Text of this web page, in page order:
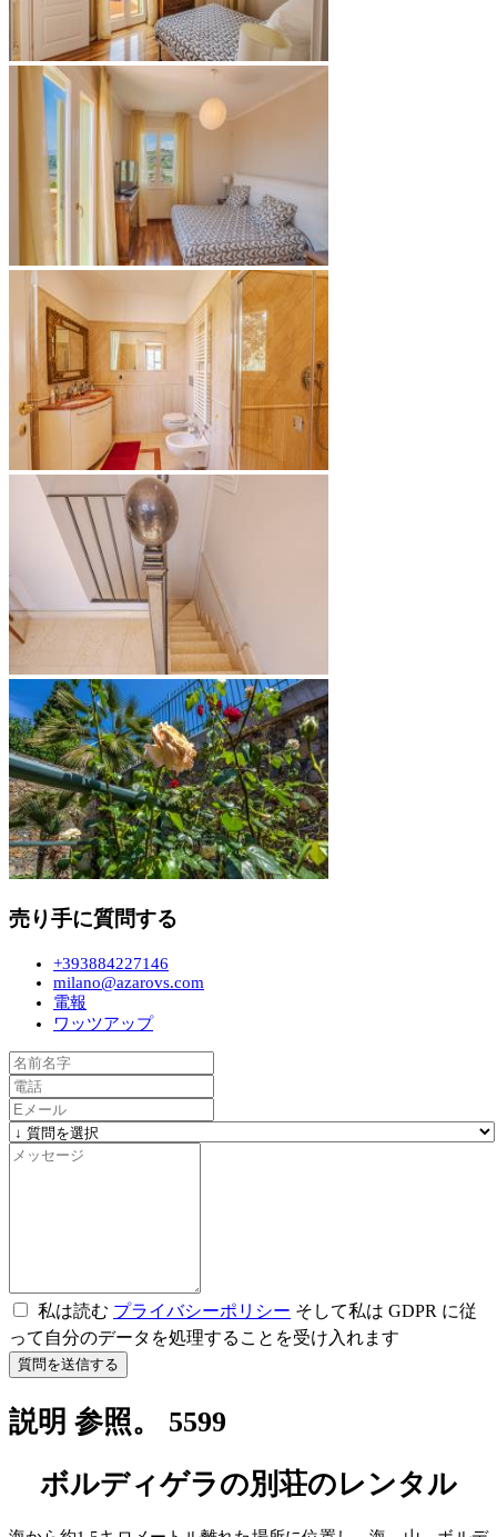
売り手に質問する
+393884227146
milano@azarovs.com
電報
ワッツアップ
私は読む プライバシーポリシー そして私は GDPR に従
って自分のデータを処理することを受け入れます
質問を送信する
説明 参照。 5599
ボルディゲラの別荘のレンタル